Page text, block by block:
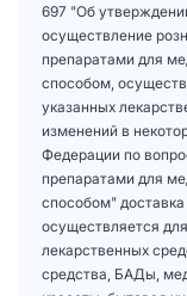
697 "Об
осуществление
препаратами для
способом,
указанных
изменений в
Федерации по
препаратами для
способом"
осуществляется
лекарственных
средства, БАДы,